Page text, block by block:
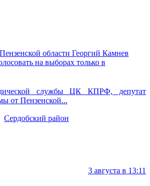
области Георгий Камнев
на выборах только в
службы ЦК КПРФ, депутат
от Пензенской...
Сердобский район
3 августа в 13:11